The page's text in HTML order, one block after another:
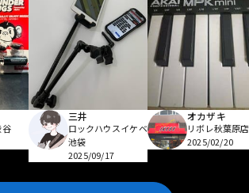
谷
三井
ロックハウスイケベ
池袋
2025/09/17
オカザキ
リボレ秋葉原店
2025/02/20